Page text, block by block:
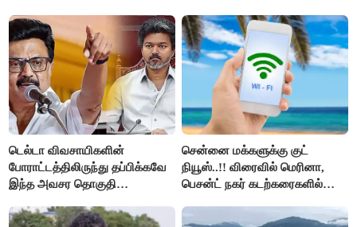
டெல்டா விவசாயிகளின்
போராட்டத்திலிருந்து தப்பிக்கவே
இந்த அவசர தொகுதி
அரங்கேற்றுகிறார் முதலமைச்சர் -
சென்னை மக்களுக்கு குட்
நியூஸ்..!! விரைவில் மெரினா,
பெசன்ட் நகர் கடற்கரைகளில்